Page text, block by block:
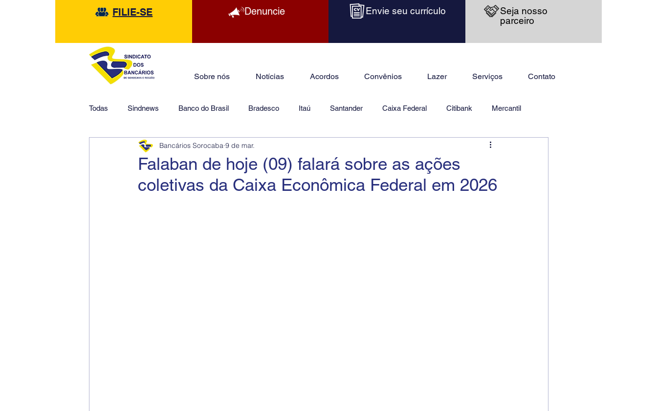
FILIE-SE Denuncie Envie seu currículo
Seja nosso
parceiro
Sobre nós Notícias Acordos Convênios Lazer Serviços Contato
Todas Sindnews Banco do Brasil Bradesco Itaú Santander Caixa Federal Citibank Mercantil
HSBC Financeiras Jurídico
Falaban de hoje (09) falará sobre as ações
coletivas da Caixa Econômica Federal em 2026
Bancários Sorocaba 9 de mar.